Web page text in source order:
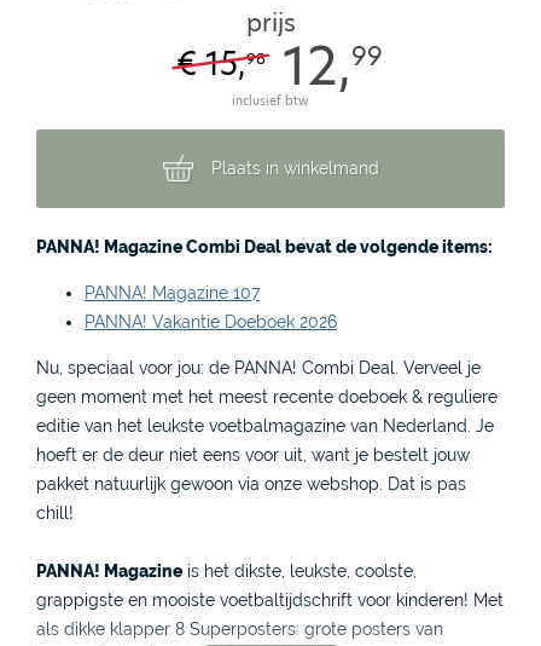
prijs
€ 15,98 12,99
inclusief btw
Plaats in winkelmand
PANNA! Magazine Combi Deal bevat de volgende items:
PANNA! Magazine 107
PANNA! Vakantie Doeboek 2026
Nu, speciaal voor jou: de PANNA! Combi Deal. Verveel je
geen moment met het meest recente doeboek & reguliere
editie van het leukste voetbalmagazine van Nederland. Je
hoeft er de deur niet eens voor uit, want je bestelt jouw
pakket natuurlijk gewoon via onze webshop. Dat is pas
chill!
PANNA! Magazineis het dikste, leukste, coolste,
grappigste en mooiste voetbaltijdschrift voor kinderen! Met
als dikke klapper 8 Superposters: grote posters van